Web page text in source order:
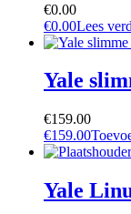
€0.00
€0.00Lees
Yale
€159.00
€159.00
Yale